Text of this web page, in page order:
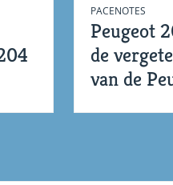
Peugeot
de
van de
PACENOTES